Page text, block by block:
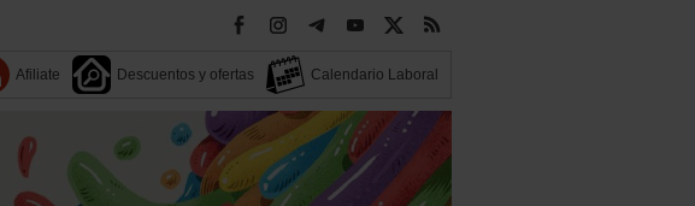
Afiliate Descuentos y ofertas Calendario Laboral